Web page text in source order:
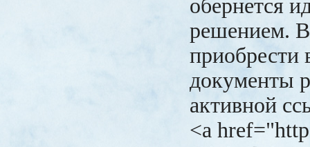
обернется
решением.
приобрести
документы
активной
<a